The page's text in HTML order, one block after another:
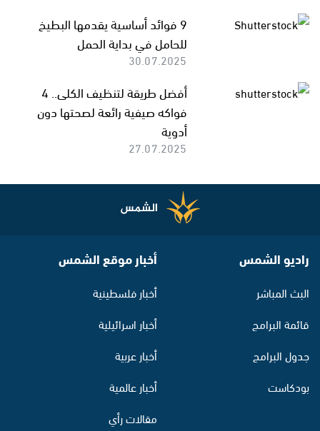
9 فوائد أساسية يقدمها البطيخ
للحامل في بداية الحمل
30.07.2025
أفضل طريقة لتنظيف الكلى.. 4
فواكه صيفية رائعة لصحتها دون
أدوية
27.07.2025
راديو الشمس
البث المباشر
قائمة البرامج
جدول البرامج
بودكاست
أخبار موقع الشمس
أخبار فلسطينية
أخبار اسرائيلية
أخبار عربية
أخبار عالمية
مقالات رأي